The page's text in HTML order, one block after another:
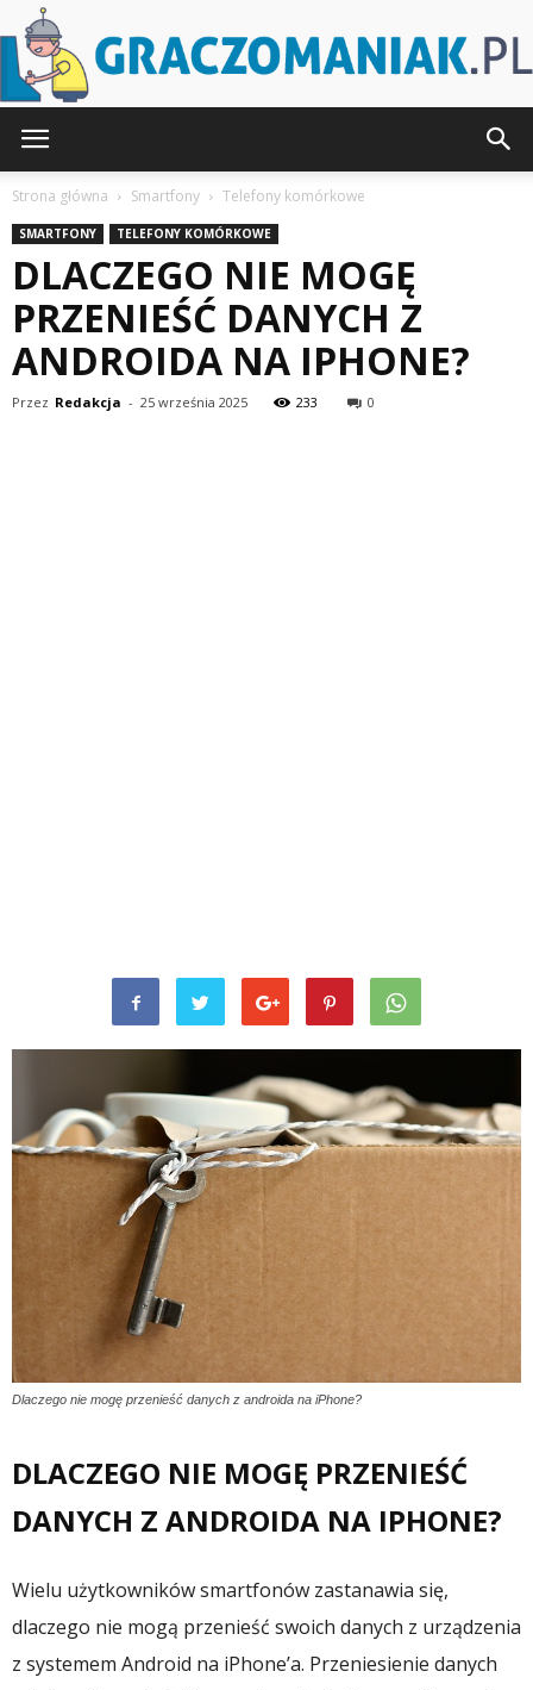
Strona główna Smartfony Telefony komórkowe
SMARTFONY TELEFONY KOMÓRKOWE
DLACZEGO NIE MOGĘ
PRZENIEŚĆ DANYCH Z
ANDROIDA NA IPHONE?
Przez Redakcja - 25 września 2025 233 0
Dlaczego nie mogę przenieść danych z androida na iPhone?
DLACZEGO NIE MOGĘ PRZENIEŚĆ
DANYCH Z ANDROIDA NA IPHONE?
Wielu użytkowników smartfonów zastanawia się,
dlaczego nie mogą przenieść swoich danych z urządzenia
z systemem Android na iPhone’a. Przeniesienie danych